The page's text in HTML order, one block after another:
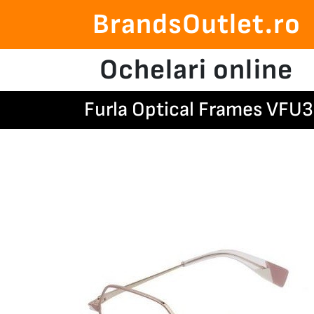
BrandsOutlet.ro
Ochelari online
Furla Optical Frames